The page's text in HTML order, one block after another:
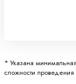
* Указана минимальная
сложности